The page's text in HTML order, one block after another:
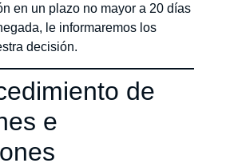
en un plazo no mayor a 20 días
le informaremos los
decisión.
de
e